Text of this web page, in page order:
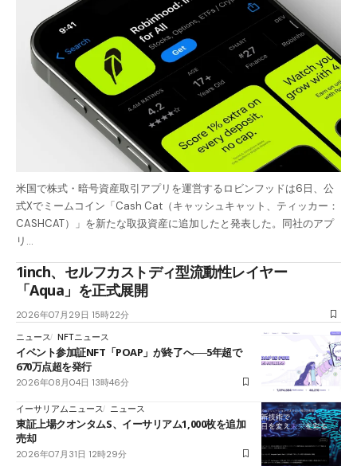
米国で株式・暗号資産取引アプリを運営するロビンフッドは6日、公
式Xでミームコイン「Cash Cat（キャッシュキャット、ティッカー：
CASHCAT）」を新たな取扱資産に追加したと発表した。同社のアプ
リ…
1inch、セルフカストディ型流動性レイヤー
「Aqua」を正式展開
2026年07月29日 15時22分
ニュース NFTニュース
イベント参加証NFT「POAP」が終了へ──5年超で
670万点超を発行
2026年08月04日 13時46分
イーサリアムニュース ニュース
東証上場クオンタムS、イーサリアム1,000枚を追加
売却
2026年07月31日 12時29分